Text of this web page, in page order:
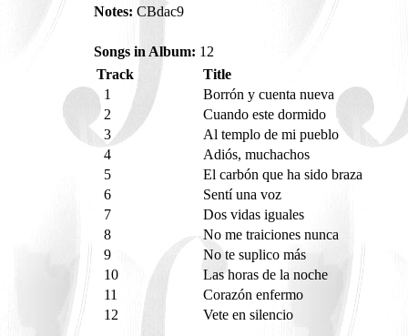
Notes: CBdac9
Songs in Album: 12
Track
Title
1
Borrón y cuenta nueva
2
Cuando este dormido
3
Al templo de mi pueblo
4
Adiós, muchachos
5
El carbón que ha sido braza
6
Sentí una voz
7
Dos vidas iguales
8
No me traiciones nunca
9
No te suplico más
10
Las horas de la noche
11
Corazón enfermo
12
Vete en silencio